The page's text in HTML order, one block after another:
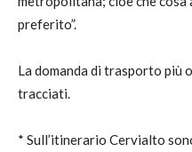
preferito”.
La domanda di trasporto più
tracciati.
* Sull’itinerario Cervialto